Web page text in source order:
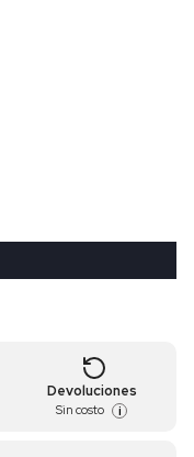
Devoluciones
Sin costo i